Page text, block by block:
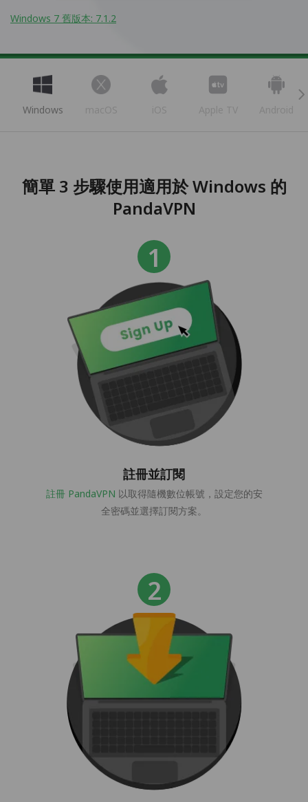
Windows 7 舊版本: 7.1.2
Windows macOS iOS Apple TV Android
簡單 3 步驟使用適用於 Windows 的
PandaVPN
註冊並訂閱
註冊 PandaVPN 以取得隨機數位帳號，設定您的安
全密碼並選擇訂閱方案。